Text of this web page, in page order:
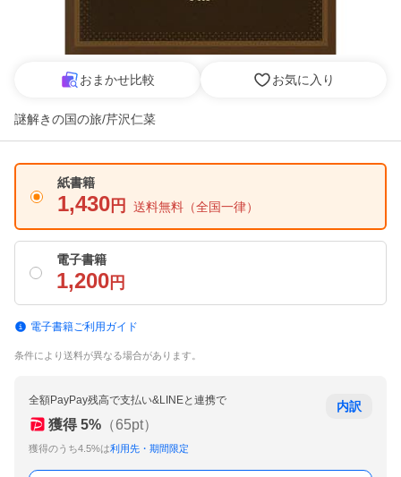
おまかせ比較 お気に入り
謎解きの国の旅/芹沢仁菜
紙書籍
1,430 円 送料無料 （全国一律）
電子書籍
1,200 円
電子書籍ご利用ガイド
条件により送料が異なる場合があります。
全額PayPay残高で支払い&LINEと連携で
獲得 5% （65pt）
獲得のうち4.5%は利用先・期間限定
内訳